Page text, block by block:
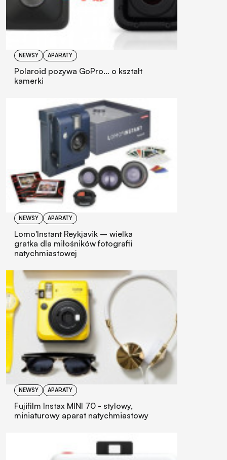
NEWSY APARATY
Polaroid pozywa GoPro… o kształt
kamerki
NEWSY APARATY
Lomo'Instant Reykjavik – wielka
gratka dla miłośników fotografii
natychmiastowej
NEWSY APARATY
Fujifilm Instax MINI 70 - stylowy,
miniaturowy aparat natychmiastowy